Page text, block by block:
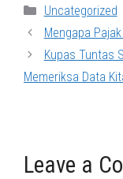
Categories
Uncategorized
Mengapa
Kupas Tuntas
Memeriksa Data
Leave a